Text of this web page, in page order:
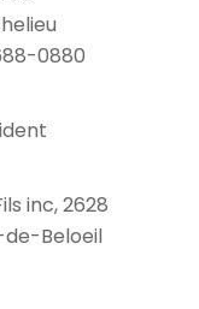
0880
inc, 2628
Beloeil